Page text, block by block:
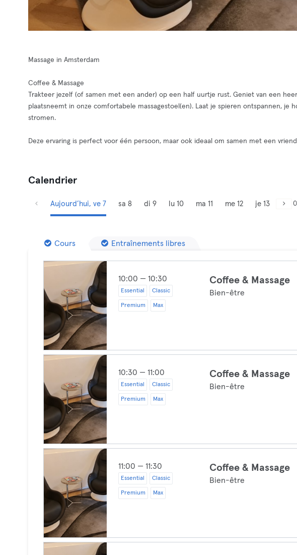
Massage in Amsterdam
Coffee & Massage
Trakteer jezelf (of samen met een ander) op een half uurtje rust. Geniet van een
plaatsneemt in onze comfortabele massagestoel(en). Laat je spieren ontspannen, je
stromen.
Deze ervaring is perfect voor één persoon, maar ook ideaal om samen met een
Calendrier
Aujourd’hui, ve 7 sa 8 di 9 lu 10 ma 11 me 12 je 13
Cours Entraînements libres
10:00 — 10:30
Essential Classic
Premium Max
Coffee & Massage
Bien-être
10:30 — 11:00
Essential Classic
Premium Max
Coffee & Massage
Bien-être
11:00 — 11:30
Essential Classic
Premium Max
Coffee & Massage
Bien-être